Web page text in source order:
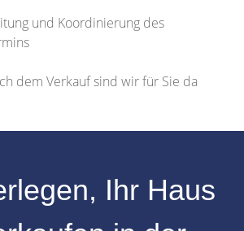
und Koordinierung des
dem Verkauf sind wir für Sie da
Ihr Haus